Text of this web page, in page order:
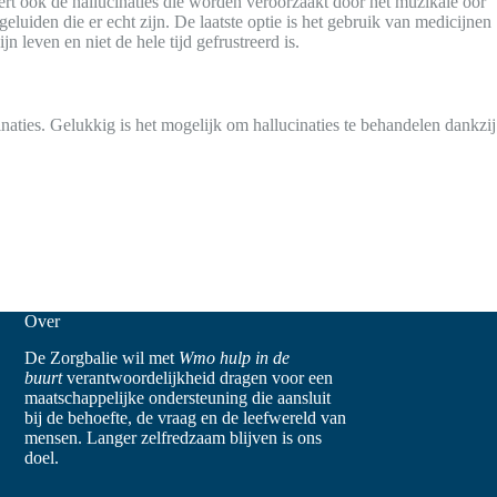
die er echt zijn. De laatste optie is het gebruik van medicijnen
leven en niet de hele tijd gefrustreerd is.
Gelukkig is het mogelijk om hallucinaties te behandelen dankzij
Over
De Zorgbalie wil met Wmo hulp in de
buurtverantwoordelijkheid dragen voor een
maatschappelijke ondersteuning die aansluit
bij de behoefte, de vraag en de leefwereld van
mensen. Langer zelfredzaam blijven is ons
doel.